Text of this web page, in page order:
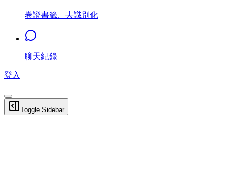
卷證書籤、去識別化
聊天紀錄
登入
Toggle Sidebar